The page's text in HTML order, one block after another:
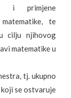
i primjene
te
cilju njihovog
matematike u
tj. ukupno
koji se ostvaruje